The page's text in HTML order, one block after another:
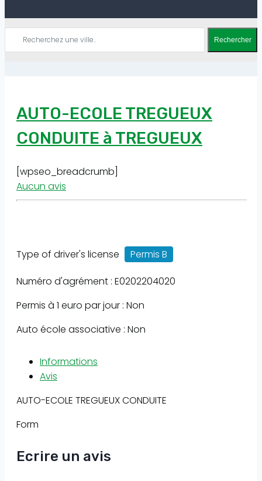
Rechercher
AUTO-ECOLE TREGUEUX
CONDUITE à TREGUEUX
[wpseo_breadcrumb]
Aucun avis
Type of driver's license
Permis B
Numéro d'agrément : E0202204020
Permis à 1 euro par jour : Non
Auto école associative : Non
Informations
Avis
AUTO-ECOLE TREGUEUX CONDUITE
Form
Ecrire un avis